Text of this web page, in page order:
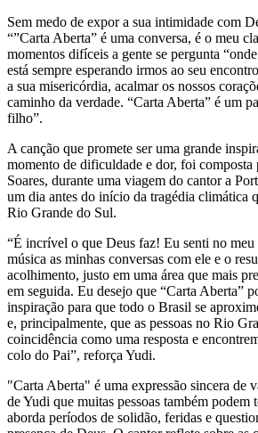
Sem medo de expor a sua intimidade com
“”Carta Aberta” é uma conversa, é o meu
momentos difíceis a gente se pergunta “onde
está sempre esperando irmos ao seu
a sua misericórdia, acalmar os nossos
caminho da verdade. “Carta Aberta” é um
filho”.
A canção que promete ser uma grande
momento de dificuldade e dor, foi composta
Soares, durante uma viagem do cantor a
um dia antes do início da tragédia climática
Rio Grande do Sul.
“É incrível o que Deus faz! Eu senti no meu
música as minhas conversas com ele e o
acolhimento, justo em uma área que mais
em seguida. Eu desejo que “Carta Aberta”
inspiração para que todo o Brasil se
e, principalmente, que as pessoas no Rio
coincidência como uma resposta e
colo do Pai”, reforça Yudi.
"Carta Aberta" é uma expressão sincera de
de Yudi que muitas pessoas também
aborda períodos de solidão, feridas e